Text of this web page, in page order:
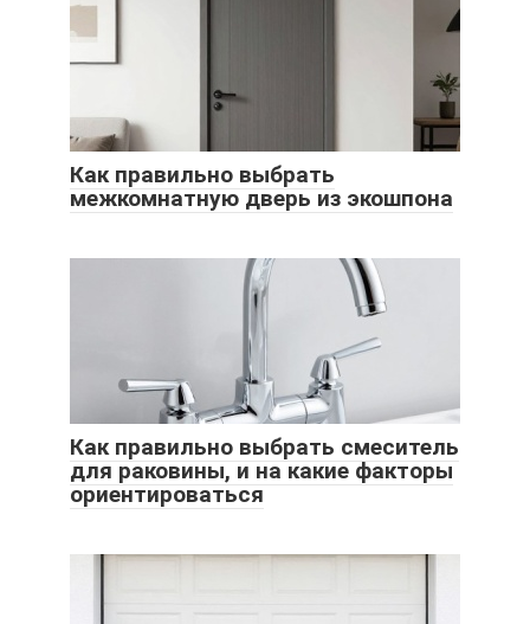
Как правильно выбрать
межкомнатную дверь из экошпона
Как правильно выбрать смеситель
для раковины, и на какие факторы
ориентироваться